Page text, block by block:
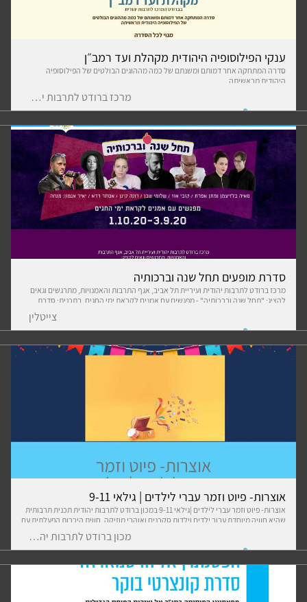
ענקי הפילוסופיה היהודית מקהלת ועד רמב״ן
סדרה המתחקה אחר דמותם ומשנתם של כמה מההוגים הבולטים של הפילוסופיה
היהודית מראשיתה
מרכז ברודט לתרבות יהודית
סדרת מופעים תחל שנה וברכותיה
מרכז ברודט לתרבות יהודית ועיריית תל אביב, אגף התרבות והאמנויות, מתרגשים וגאים
להציג: "תחל שנה וברכותיה" - מפגשים עם אמנים לקראת ימי החגים. בתכנית: סדרת
מפגשים בימי חמישי בערב במהלך חודש ספטמבר וראשית אוקטובר (החל מה-3.9 ועד
ה-1.10), בה יתקיים מפגש של מראיין (יאיר אגמון) שיספר על החגים מנקודת הראייה שלו
וישוחח עם האמנים שלצידו על איך הם מציינים את חגי תשרי והשנה החדשה. במפגש יעלו
ותפקידם במהלך מחזור החיים שלנו והשנה בפרט. במפגש ישולבו שירים מהרפרטואר
תושבי העיר ולעודד את המשך היצירה שלהם בתקופה זו. המפגש יתקיים ברחבת בי"ס
צייטלין הסמוך למרכז ברודט לפי תנאי התו הסגול לקיום אירועים באוויר הפתוח.
צייטלין
אוצרות- פיוט וזמר עברי לילדים | גילאי 9-11
אוצרות- פיוט וזמר עברי לילדים |גילאי 9-11 במכון ברודט לתרבות יהודית תכנית תרבותית
שהיא חוויה מיוחדת עבור ילדים וילדות סקרנים ואוהבי מוזיקה. חווית היכרות הפעלתית עם
שירי זמר עברי וישראלי ופיוטים. התכנית כוללת השתתפות בסרטון יצירה מוזיקלי משותף
של הילדים. אין צורך בידע מוקדם. בהנחיית אשר קרוגר, מורה ומוזיקאי. תאריכי
המפגשים: 2.8.21 9.8.21 16.8.21 23.8.21 30.8.21
מכון ברודט לתרבות יהודית